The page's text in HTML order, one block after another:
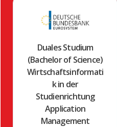
Duales Studium
(Bachelor of Science)
Wirtschaftsinformati
k in der
Studienrichtung
Application
Management